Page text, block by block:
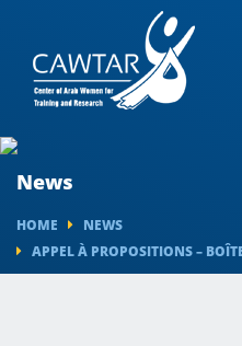
HOME
NEWS
APPEL À PROPOSITIONS –
News